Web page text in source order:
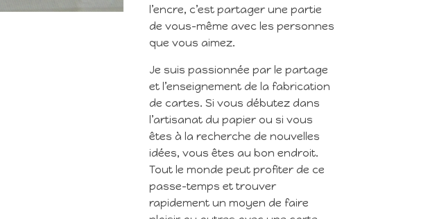
l’encre, c’est partager une partie
de vous-même avec les personnes
que vous aimez.
Je suis passionnée par le partage
et l’enseignement de la fabrication
de cartes. Si vous débutez dans
l’artisanat du papier ou si vous
êtes à la recherche de nouvelles
idées, vous êtes au bon endroit.
Tout le monde peut profiter de ce
passe-temps et trouver
rapidement un moyen de faire